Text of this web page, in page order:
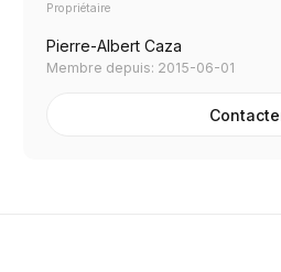
Propriétaire
Pierre-Albert Caza
Membre depuis: 2015-06-01